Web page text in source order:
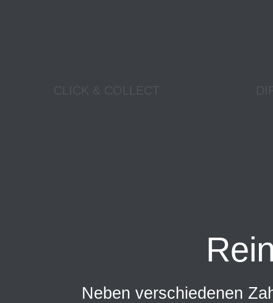
Neben verschiedenen